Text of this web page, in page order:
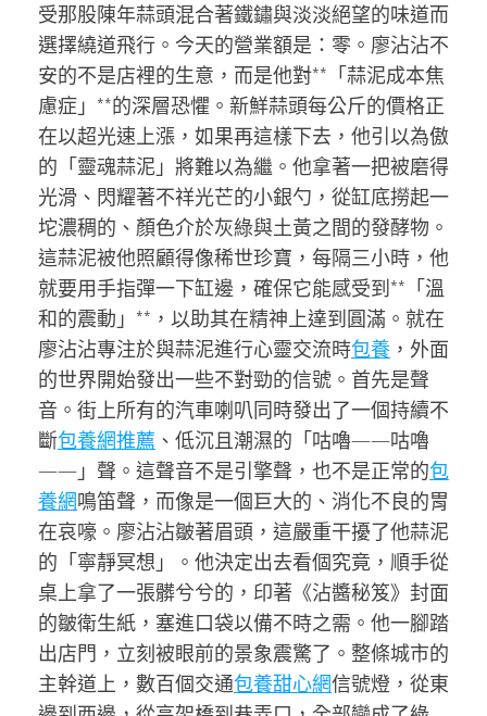
受那股陳年蒜頭混合著鐵鏽與淡淡絕望的味道而
選擇繞道飛行。今天的營業額是：零。廖沾沾不
安的不是店裡的生意，而是他對**「蒜泥成本焦
慮症」**的深層恐懼。新鮮蒜頭每公斤的價格正
在以超光速上漲，如果再這樣下去，他引以為傲
的「靈魂蒜泥」將難以為繼。他拿著一把被磨得
光滑、閃耀著不祥光芒的小銀勺，從缸底撈起一
坨濃稠的、顏色介於灰綠與土黃之間的發酵物。
這蒜泥被他照顧得像稀世珍寶，每隔三小時，他
就要用手指彈一下缸邊，確保它能感受到**「溫
和的震動」**，以助其在精神上達到圓滿。就在
廖沾沾專注於與蒜泥進行心靈交流時包養 ，外面
的世界開始發出一些不對勁的信號。首先是聲
音。街上所有的汽車喇叭同時發出了一個持續不
斷包養網推薦 、低沉且潮濕的「咕嚕——咕嚕
——」聲。這聲音不是引擎聲，也不是正常的包
養網鳴笛聲，而像是一個巨大的、消化不良的胃
在哀嚎。廖沾沾皺著眉頭，這嚴重干擾了他蒜泥
的「寧靜冥想」。他決定出去看個究竟，順手從
桌上拿了一張髒兮兮的，印著《沾醬秘笈》封面
的皺衛生紙，塞進口袋以備不時之需。他一腳踏
出店門，立刻被眼前的景象震驚了。整條城市的
主幹道上，數百個交通包養甜心網信號燈，從東